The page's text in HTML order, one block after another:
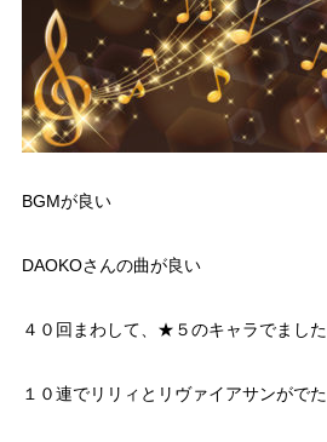
BGMが良い
DAOKOさんの曲が良い
４０回まわして、★５のキャラでました
１０連でリリィとリヴァイアサンがでた